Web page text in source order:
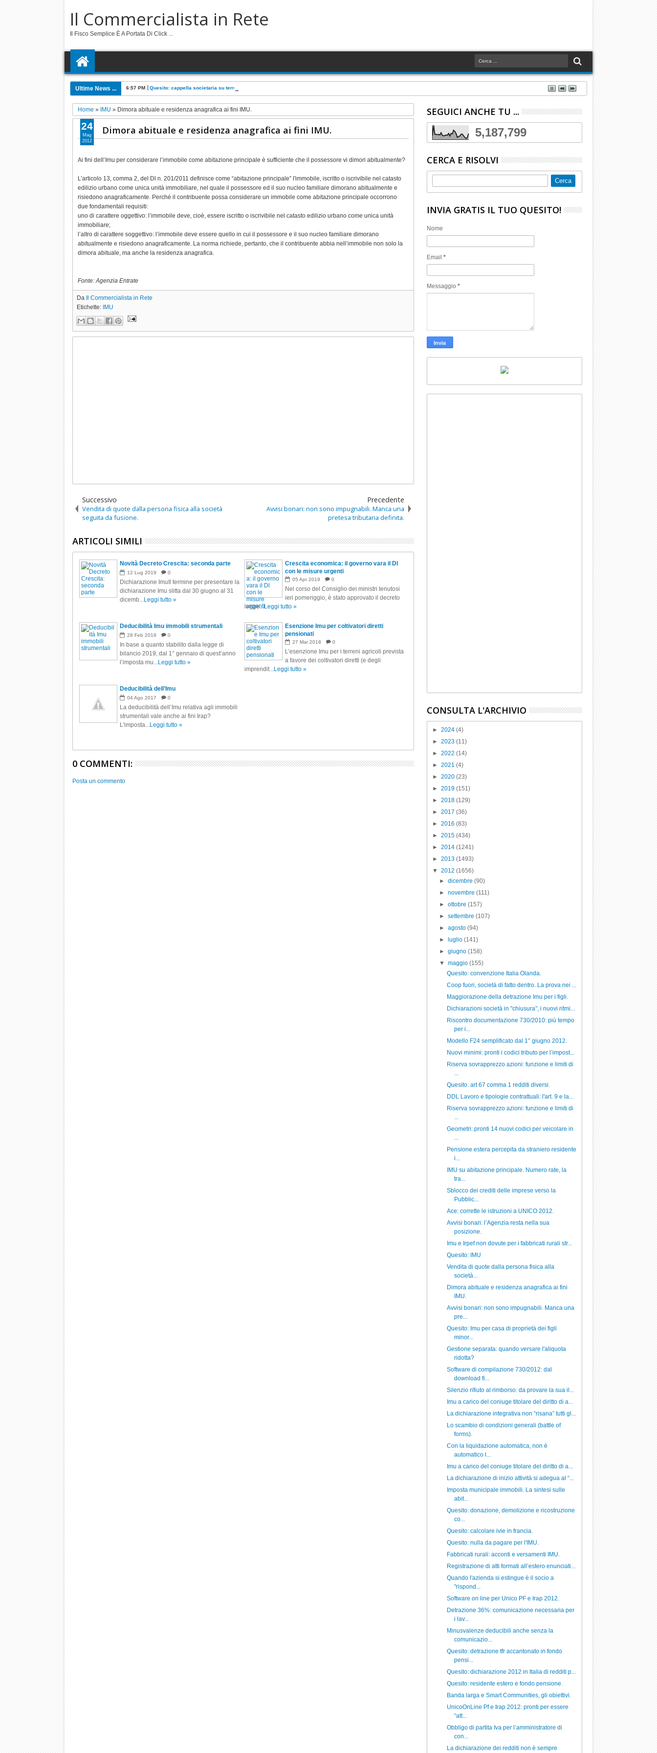
Il Commercialista in Rete
Il Fisco Semplice È A Portata Di Click ...
Ultime News ... 6:57 PM Quesito: cappella societaria su terreno in concessione comunale
Home » IMU » Dimora abituale e residenza anagrafica ai fini IMU.
Dimora abituale e residenza anagrafica ai fini IMU.
Ai fini dell’Imu per considerare l’immobile come abitazione principale è sufficiente che il possessore vi dimori abitualmente?
L’articolo 13, comma 2, del Dl n. 201/2011 definisce come “abitazione principale” l'immobile, iscritto o iscrivibile nel catasto
edilizio urbano come unica unità immobiliare, nel quale il possessore ed il suo nucleo familiare dimorano abitualmente e
risiedono anagraficamente. Perché il contribuente possa considerare un immobile come abitazione principale occorrono
due fondamentali requisiti:
uno di carattere oggettivo: l’immobile deve, cioè, essere iscritto o iscrivibile nel catasto edilizio urbano come unica unità
immobiliare;
l’altro di carattere soggettivo: l’immobile deve essere quello in cui il possessore e il suo nucleo familiare dimorano
abitualmente e risiedono anagraficamente. La norma richiede, pertanto, che il contribuente abbia nell’immobile non solo la
dimora abituale, ma anche la residenza anagrafica.
Fonte: Agenzia Entrate
24
Mag
2012
Da
Il Commercialista in Rete
Etichette: IMU
Successivo
Vendita di quote dalla persona fisica alla società
seguita da fusione.
Precedente
Avvisi bonari: non sono impugnabili. Manca una
pretesa tributaria definita.
ARTICOLI SIMILI
Novità Decreto Crescita: seconda parte
12 Lug 2019 0
Dichiarazione ImuIl termine per presentare la
dichiarazione Imu slitta dal 30 giugno al 31
dicemb...Leggi tutto »
Crescita economica: il governo vara il Dl
con le misure urgenti
05 Apr 2019 0
Nel corso del Consiglio dei ministri tenutosi
ieri pomeriggio, è stato approvato il decreto
legge...Leggi tutto »
Deducibilità Imu immobili strumentali
28 Feb 2019 0
In base a quanto stabilito dalla legge di
bilancio 2019, dal 1° gennaio di quest’anno
l’imposta mu...Leggi tutto »
Esenzione Imu per coltivatori diretti
pensionati
27 Mar 2018 0
L’esenzione Imu per i terreni agricoli prevista
a favore dei coltivatori diretti (e degli
imprendit...Leggi tutto »
Deducibilità dell’Imu
04Ago 2017 0
La deducibilità dell’Imu relativa agli immobili
strumentali vale anche ai fini Irap?
L'imposta...Leggi tutto »
0 COMMENTI:
Posta un commento
SEGUICI ANCHE TU ...
5,187,799
CERCA E RISOLVI
INVIA GRATIS IL TUO QUESITO!
Nome
Email *
Messaggio *
CONSULTA L'ARCHIVIO
► 2024 (4)
► 2023 (11)
► 2022 (14)
► 2021 (4)
► 2020 (23)
► 2019 (151)
► 2018 (129)
► 2017 (36)
► 2016 (83)
► 2015 (434)
► 2014 (1241)
► 2013 (1493)
▼ 2012 (1656)
► dicembre (90)
► novembre (111)
► ottobre (157)
► settembre (107)
► agosto (94)
►
luglio (141)
► giugno (158)
▼ maggio (155)
Quesito: convenzione Italia Olanda.
Coop fuori, società di fatto dentro. La prova nei ...
Maggiorazione della detrazione Imu per i figli.
Dichiarazioni società in "chiusura", i nuovi ritmi...
Riscontro documentazione 730/2010: più tempo
per i...
Modello F24 semplificato dal 1° giugno 2012.
Nuovi minimi: pronti i codici tributo per l’impost...
Riserva sovrapprezzo azioni: funzione e limiti di
...
Quesito: art 67 comma 1 redditi diversi.
DDL Lavoro e tipologie contrattuali: l'art. 9 e la...
Riserva sovrapprezzo azioni: funzione e limiti di
...
Geometri: pronti 14 nuovi codici per veicolare in
...
Pensione estera percepita da straniero residente
i...
IMU su abitazione principale. Numero rate, la
tra...
Sblocco dei crediti delle imprese verso la
Pubblic...
Ace: corrette le istruzioni a UNICO 2012.
Avvisi bonari: l’Agenzia resta nella sua
posizione.
Imu e Irpef non dovute per i fabbricati rurali str...
Quesito: IMU
Vendita di quote dalla persona fisica alla
società...
Dimora abituale e residenza anagrafica ai fini
IMU.
Avvisi bonari: non sono impugnabili. Manca una
pre...
Quesito: Imu per casa di proprietà dei figli
minor...
Gestione separata: quando versare l'aliquota
ridotta?
Software di compilazione 730/2012: dal
download fi...
Silenzio rifiuto al rimborso: da provare la sua il...
Imu a carico del coniuge titolare del diritto di a...
La dichiarazione integrativa non “risana” tutti gl...
Lo scambio di condizioni generali (battle of
forms).
Con la liquidazione automatica, non è
automatico l...
Imu a carico del coniuge titolare del diritto di a...
La dichiarazione di inizio attività si adegua al “...
Imposta municipale immobili. La sintesi sulle
abit...
Quesito: donazione, demolizione e ricostruzione
co...
Quesito: calcolare ivie in francia.
Quesito: nulla da pagare per l'IMU.
Fabbricati rurali: acconti e versamenti IMU.
Registrazione di atti formati all’estero enunciati...
Quando l'azienda si estingue è il socio a
"rispond...
Software on line per Unico PF e Irap 2012.
Detrazione 36%: comunicazione necessaria per
i lav...
Minusvalenze deducibili anche senza la
comunicazio...
Quesito: detrazione tfr accantonato in fondo
pensi...
Quesito: dichiarazione 2012 in Italia di redditi p...
Quesito: residente estero e fondo pensione.
Banda larga e Smart Communities, gli obiettivi.
UnicoOnLine Pf e Irap 2012: pronti per essere
“att...
Obbligo di partita Iva per l’amministratore di
con...
La dichiarazione dei redditi non è sempre